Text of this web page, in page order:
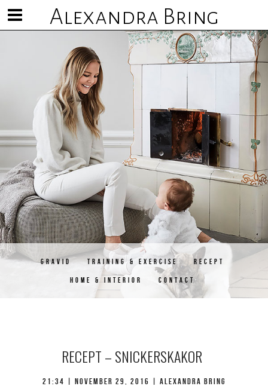
Alexandra Bring
Visa/göm
meny
GRAVID TRAINING & EXERCISE RECEPT
HOME & INTERIOR CONTACT
RECEPT – SNICKERSKAKOR
21:34 | november 29, 2016 | Alexandra Bring